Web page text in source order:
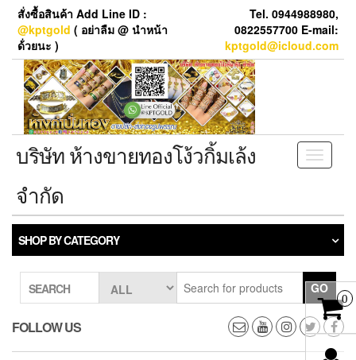
Skip
content
สั่งซื้อสินค้า Add Line ID :
@kptgold ( อย่าลืม @ นำหน้า
ด้่วยนะ )
Tel. 0944988980,
0822557700 E-mail:
kptgold@icloud.com
Toggle
บริษัท ห้างขายทองโง้วกิ้มเล้ง
จำกัด
SHOP BY CATEGORY
SEARCH GO
FOLLOW US
0